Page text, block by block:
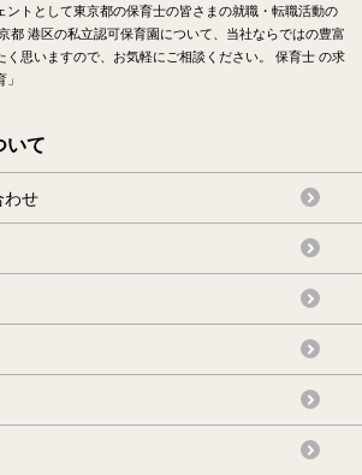
ントとして東京都の保育士の皆さまの就職・転職活動の
都 港区の私立認可保育園について、当社ならではの豊富
く思いますので、お気軽にご相談ください。 保育士 の求
いて
わせ